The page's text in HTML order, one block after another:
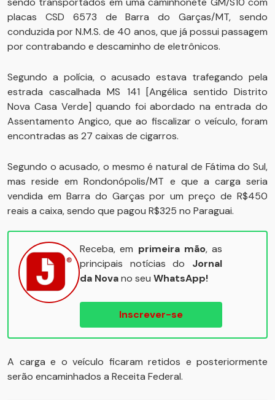
placas CSD 6573 de Barra do Garças/MT, sendo
conduzida por N.M.S. de 40 anos, que já possui passagem
por contrabando e descaminho de eletrônicos.
Segundo a polícia, o acusado estava trafegando pela
estrada cascalhada MS 141 [Angélica sentido Distrito
Nova Casa Verde] quando foi abordado na entrada do
Assentamento Angico, que ao fiscalizar o veículo, foram
encontradas as 27 caixas de cigarros.
Segundo o acusado, o mesmo é natural de Fátima do Sul,
mas reside em Rondonópolis/MT e que a carga seria
vendida em Barra do Garças por um preço de R$450
reais a caixa, sendo que pagou R$325 no Paraguai.
Receba, em primeira mão, as
principais notícias do Jornal
da Novano seu WhatsApp!
Inscrever-se
A carga e o veículo ficaram retidos e posteriormente
serão encaminhados a Receita Federal.